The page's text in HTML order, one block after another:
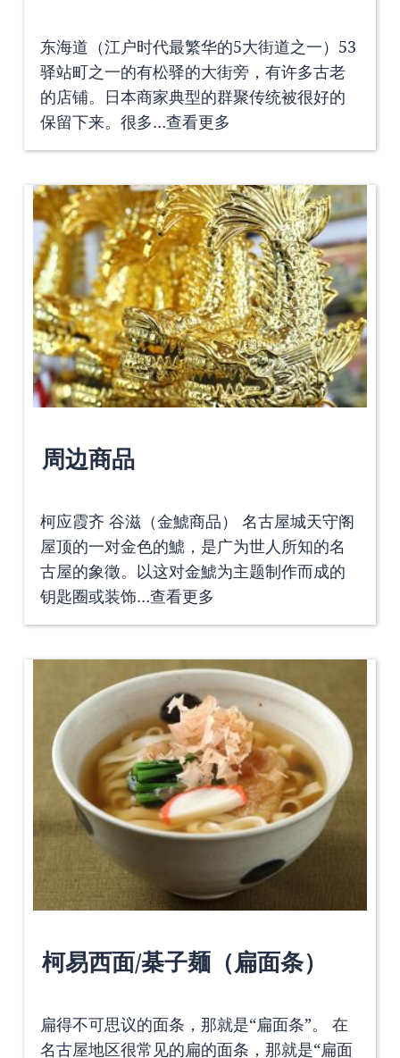
东海道（江户时代最繁华的5大街道之一）53
驿站町之一的有松驿的大街旁，有许多古老
的店铺。日本商家典型的群聚传统被很好的
保留下来。很多…查看更多
周边商品
柯应霞齐 谷滋（金鯱商品） 名古屋城天守阁
屋顶的一对金色的鯱，是广为世人所知的名
古屋的象徵。以这对金鯱为主题制作而成的
钥匙圈或装饰…查看更多
柯易西面/棊子麺（扁面条）
扁得不可思议的面条，那就是“扁面条”。 在
名古屋地区很常见的扁的面条，那就是“扁面